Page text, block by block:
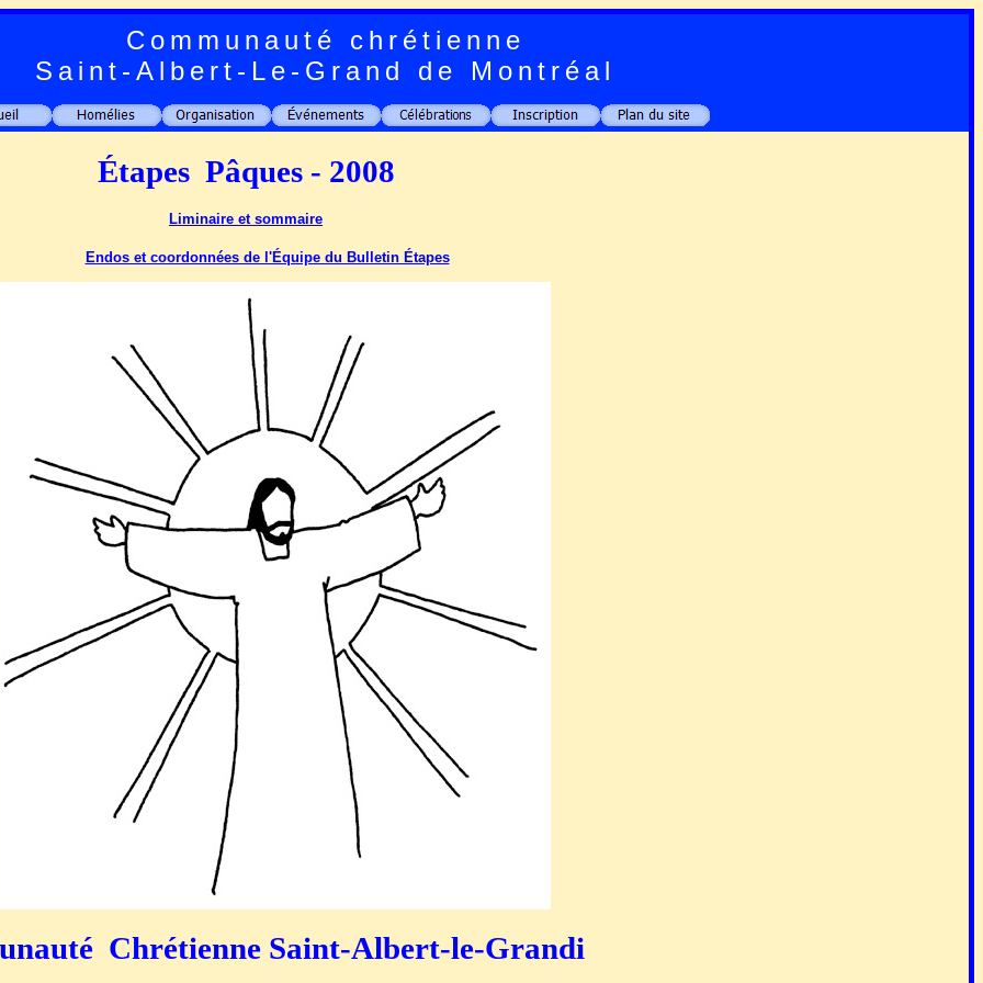
Communauté chrétienne
Saint-Albert-Le-Grand de Montréal
Étapes Pâques - 2008
Liminaire et sommaire
Endos et coordonnées de l'Équipe du Bulletin Étapes
Chrétienne Saint-Albert-le-Grandi